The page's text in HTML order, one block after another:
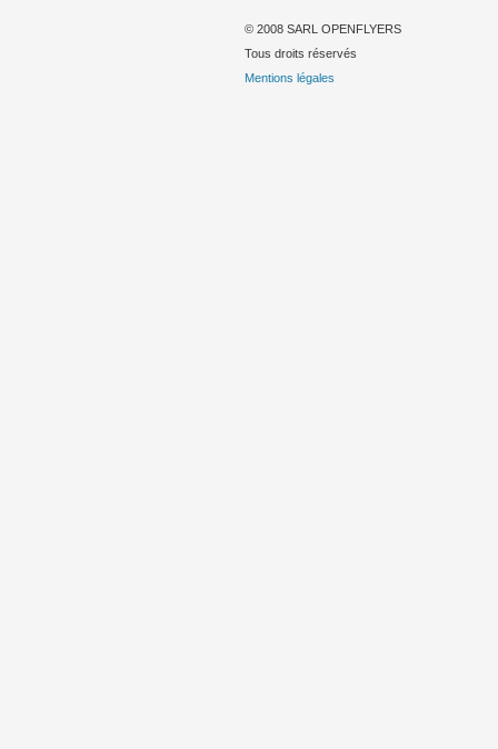
© 2008 SARL OPENFLYERS
Tous droits réservés
Mentions légales